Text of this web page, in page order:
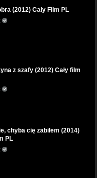
(2012) Cały Film PL
z szafy (2012) Cały film
chyba cię zabiłem (2014)
PL